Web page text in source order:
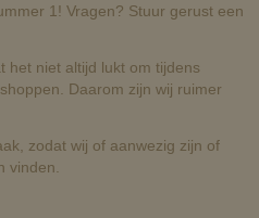
1! Vragen? Stuur gerust een
het niet altijd lukt om tijdens
Daarom zijn wij ruimer
zodat wij of aanwezig zijn of
vinden.